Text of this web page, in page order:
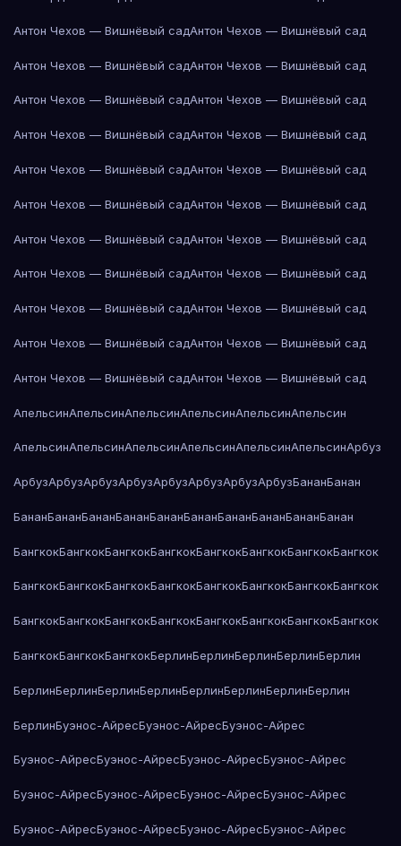
Антон Чехов — Вишнёвый садАнтон Чехов — Вишнёвый сад
Антон Чехов — Вишнёвый садАнтон Чехов — Вишнёвый сад
Антон Чехов — Вишнёвый садАнтон Чехов — Вишнёвый сад
Антон Чехов — Вишнёвый садАнтон Чехов — Вишнёвый сад
Антон Чехов — Вишнёвый садАнтон Чехов — Вишнёвый сад
Антон Чехов — Вишнёвый садАнтон Чехов — Вишнёвый сад
Антон Чехов — Вишнёвый садАнтон Чехов — Вишнёвый сад
Антон Чехов — Вишнёвый садАнтон Чехов — Вишнёвый сад
Антон Чехов — Вишнёвый садАнтон Чехов — Вишнёвый сад
Антон Чехов — Вишнёвый садАнтон Чехов — Вишнёвый сад
Антон Чехов — Вишнёвый садАнтон Чехов — Вишнёвый сад
АпельсинАпельсинАпельсинАпельсинАпельсинАпельсин
АпельсинАпельсинАпельсинАпельсинАпельсинАпельсинАрбуз
АрбузАрбузАрбузАрбузАрбузАрбузАрбузАрбузБананБанан
БананБананБананБананБананБананБананБананБананБанан
БангкокБангкокБангкокБангкокБангкокБангкокБангкокБангкок
БангкокБангкокБангкокБангкокБангкокБангкокБангкокБангкок
БангкокБангкокБангкокБангкокБангкокБангкокБангкокБангкок
БангкокБангкокБангкокБерлинБерлинБерлинБерлинБерлин
БерлинБерлинБерлинБерлинБерлинБерлинБерлинБерлин
БерлинБуэнос-АйресБуэнос-АйресБуэнос-Айрес
Буэнос-АйресБуэнос-АйресБуэнос-АйресБуэнос-Айрес
Буэнос-АйресБуэнос-АйресБуэнос-АйресБуэнос-Айрес
Буэнос-АйресБуэнос-АйресБуэнос-АйресБуэнос-Айрес